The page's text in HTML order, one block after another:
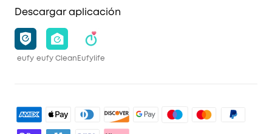
Descargar aplicación
eufy eufy Clean Eufylife